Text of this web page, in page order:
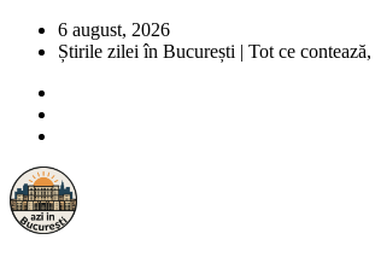
6 august, 2026
Știrile zilei în București | Tot ce